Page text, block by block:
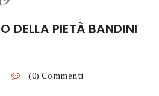
DELLA PIETÀ BANDINI
(0) Commenti